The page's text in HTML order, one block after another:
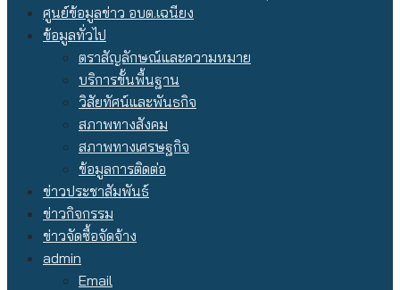
ศูนย์ข้อมูลข่าว อบต.เฉนียง
ข้อมูลทั่วไป
ตราสัญลักษณ์และความหมาย
บริการขั้นพื้นฐาน
วิสัยทัศน์และพันธกิจ
สภาพทางสังคม
สภาพทางเศรษฐกิจ
ข้อมูลการติดต่อ
ข่าวประชาสัมพันธ์
ข่าวกิจกรรม
ข่าวจัดซื้อจัดจ้าง
admin
Email